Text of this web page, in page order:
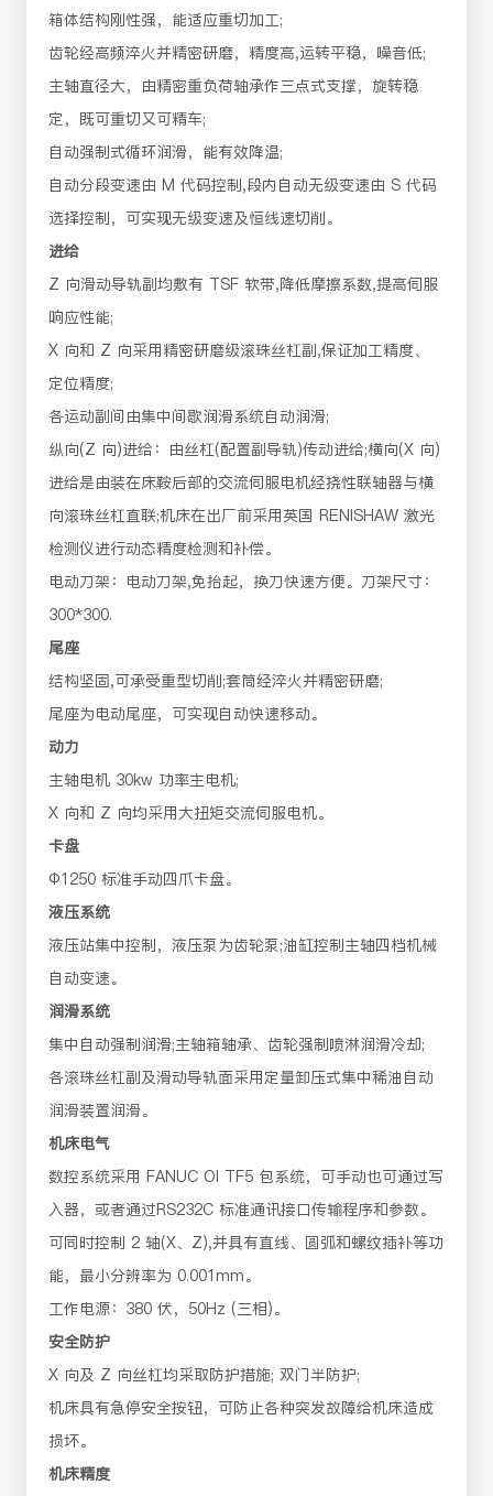
箱体结构刚性强，能适应重切加工;
齿轮经高频淬火并精密研磨，精度高,运转平稳，噪音低;
主轴直径大，由精密重负荷轴承作三点式支撑，旋转稳
定，既可重切又可精车;
自动强制式循环润滑，能有效降温;
自动分段变速由 M 代码控制,段内自动无级变速由 S 代码
选择控制，可实现无级变速及恒线速切削。
进给
Z 向滑动导轨副均敷有 TSF 软带,降低摩擦系数,提高伺服
响应性能;
X 向和 Z 向采用精密研磨级滚珠丝杠副,保证加工精度、
定位精度;
各运动副间由集中间歇润滑系统自动润滑;
纵向(Z 向)进给：由丝杠(配置副导轨)传动进给;横向(X 向)
进给是由装在床鞍后部的交流伺服电机经挠性联轴器与横
向滚珠丝杠直联;机床在出厂前采用英国 RENISHAW 激光
检测仪进行动态精度检测和补偿。
电动刀架：电动刀架,免抬起，换刀快速方便。刀架尺寸：
300*300.
尾座
结构坚固,可承受重型切削;套筒经淬火并精密研磨;
尾座为电动尾座，可实现自动快速移动。
动力
主轴电机 30kw 功率主电机;
X 向和 Z 向均采用大扭矩交流伺服电机。
卡盘
Ф1250 标准手动四爪卡盘。
液压系统
液压站集中控制，液压泵为齿轮泵;油缸控制主轴四档机械
自动变速。
润滑系统
集中自动强制润滑;主轴箱轴承、齿轮强制喷淋润滑冷却;
各滚珠丝杠副及滑动导轨面采用定量卸压式集中稀油自动
润滑装置润滑。
机床电气
数控系统采用 FANUC OI TF5 包系统，可手动也可通过写
入器，或者通过RS232C 标准通讯接口传输程序和参数。
可同时控制 2 轴(X、Z),并具有直线、圆弧和螺纹插补等功
能，最小分辨率为 0.001mm。
工作电源：380 伏，50Hz (三相)。
安全防护
X 向及 Z 向丝杠均采取防护措施; 双门半防护;
机床具有急停安全按钮，可防止各种突发故障给机床造成
损坏。
机床精度